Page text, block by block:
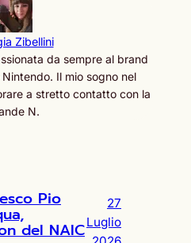
Zibellini
da sempre al brand
Il mio sogno nel
a stretto contatto con la
N.
Pio
del NAIC
27
Luglio